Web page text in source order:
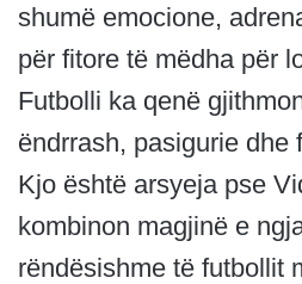
shumë emocione,
për fitore të mëdha për
Futbolli ka qenë
ëndrrash, pasigurie dhe
Kjo është arsyeja pse
kombinon magjinë e
rëndësishme të futbollit